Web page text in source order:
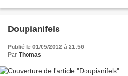
Doupianifels
Publié le 01/05/2012 à 21:56
Par Thomas